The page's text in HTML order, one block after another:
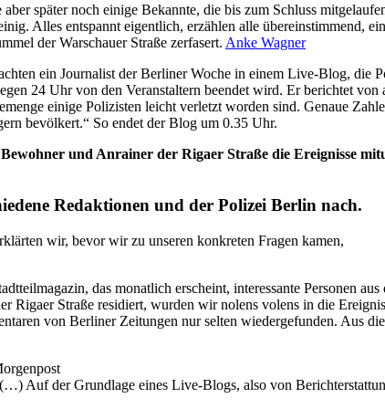
später noch einige Bekannte, die bis zum Schluss
Alles entspannt eigentlich, erzählen alle übereinstimmend,
der Warschauer Straße zerfasert. Anke Wagner
ein Journalist der Berliner Woche in einem Live-Blog,
24 Uhr von den Veranstaltern beendet wird. Er berichtet
einige Polizisten leicht verletzt worden sind. Genaue
bevölkert.“ So endet der Blog um 0.35 Uhr.
und Anrainer der Rigaer Straße die Ereignisse
Redaktionen und der Polizei Berlin nach.
wir, bevor wir zu unseren konkreten Fragen kamen,
das monatlich erscheint, interessante Personen
Rigaer Straße residiert, wurden wir nolens volens in die
von Berliner Zeitungen nur selten wiedergefunden. Aus
Auf der Grundlage eines Live-Blogs, also von